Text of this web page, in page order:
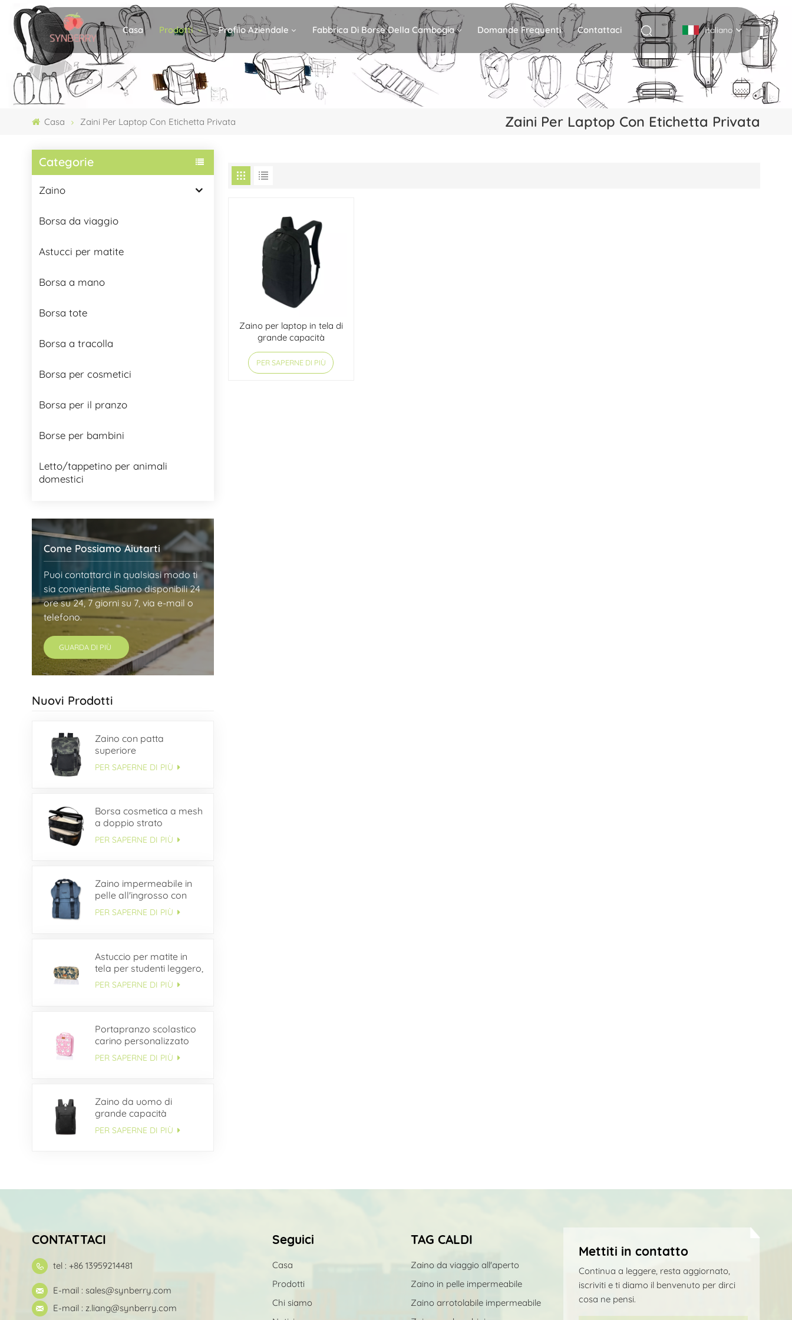
Casa Prodotti Profilo Aziendale Fabbrica Di Borse Della Cambogia Domande Frequenti Contattaci Italiano
English
Italiano
Casa Zaini Per Laptop Con Etichetta Privata Zaini Per Laptop Con Etichetta Privata
Categorie
Zaino
Borsa da viaggio
Astucci per matite
Borsa a mano
Borsa tote
Borsa a tracolla
Borsa per cosmetici
Borsa per il pranzo
Borse per bambini
Letto/tappetino per animali
domestici
Come Possiamo Aiutarti
Puoi contattarci in qualsiasi modo ti
sia conveniente. Siamo disponibili 24
ore su 24, 7 giorni su 7, via e-mail o
telefono.
GUARDA DI PIÙ
Nuovi Prodotti
Zaino con patta
superiore
PER SAPERNE DI PIÙ
Borsa cosmetica a mesh
a doppio strato
PER SAPERNE DI PIÙ
Zaino impermeabile in
pelle all'ingrosso con
patta con fibbia
PER SAPERNE DI PIÙ
Astuccio per matite in
tela per studenti leggero,
semplice e durevole
ODM
PER SAPERNE DI PIÙ
Portapranzo scolastico
carino personalizzato
per bambini
PER SAPERNE DI PIÙ
Zaino da uomo di
grande capacità
multitasche OEM
PER SAPERNE DI PIÙ
Zaino per laptop in tela di
grande capacità
all'ingrosso
PER SAPERNE DI PIÙ
CONTATTACI
tel : +86 13959214481
E-mail : sales@synberry.com
E-mail : z.liang@synberry.com
Seguici
Casa
Prodotti
Chi siamo
TAG CALDI
Zaino da viaggio all'aperto
Zaino in pelle impermeabile
Zaino arrotolabile impermeabile
Mettiti in contatto
Continua a leggere, resta aggiornato,
iscriviti e ti diamo il benvenuto per dirci
cosa ne pensi.